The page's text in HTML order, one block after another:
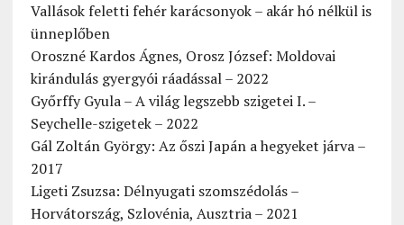
Vallások feletti fehér karácsonyok – akár hó nélkül is
ünneplőben
Oroszné Kardos Ágnes, Orosz József: Moldovai
kirándulás gyergyói ráadással – 2022
Győrffy Gyula – A világ legszebb szigetei I. –
Seychelle-szigetek – 2022
Gál Zoltán György: Az őszi Japán a hegyeket járva –
2017
Ligeti Zsuzsa: Délnyugati szomszédolás –
Horvátország, Szlovénia, Ausztria – 2021